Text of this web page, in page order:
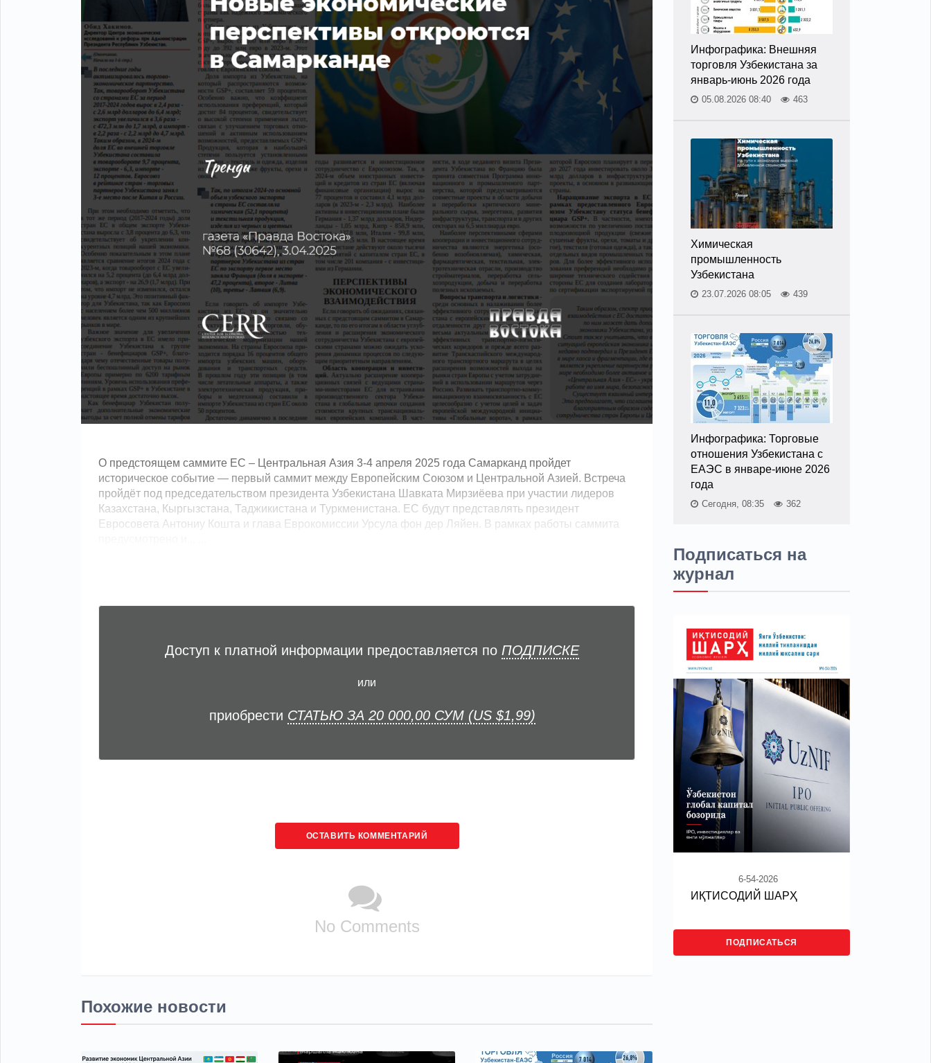
О предстоящем саммите ЕС – Центральная Азия 3-4 апреля 2025 года Самарканд пройдет
историческое событие — первый саммит между Европейским Союзом и Центральной Азией. Встреча
пройдёт под председательством президента Узбекистана Шавката Мирзиёева при участии лидеров
Казахстана, Кыргызстана, Таджикистана и Туркменистана. ЕС будут представлять президент
Евросовета Антониу Кошта и глава Еврокомиссии Урсула фон дер Ляйен. В рамках работы саммита
Доступ к платной информации предоставляется по ПОДПИСКЕ
или
приобрести СТАТЬЮ ЗА 20 000,00 СУМ (US $1,99)
ОСТАВИТЬ КОММЕНТАРИЙ
No Comments
Похожие новости
Инфографика: Внешняя
торговля Узбекистана за
январь-июнь 2026 года
05.08.2026 08:40 463
Химическая
промышленность
Узбекистана
23.07.2026 08:05 439
Инфографика: Торговые
отношения Узбекистана с
ЕАЭС в январе-июне 2026
года
Сегодня, 08:35 362
Подписаться на
журнал
6-54-2026
ИҚТИСОДИЙ ШАРҲ
ПОДПИСАТЬСЯ